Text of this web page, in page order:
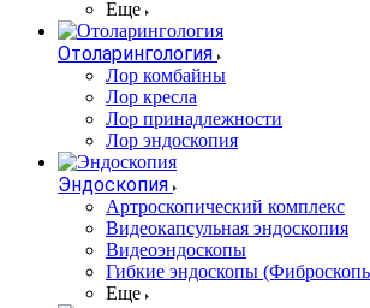
Еще
Отоларингология
Лор комбайны
Лор кресла
Лор принадлежности
Лор эндоскопия
Эндоскопия
Артроскопический комплекс
Видеокапсульная эндоскопия
Видеоэндоскопы
Гибкие эндоскопы
Еще